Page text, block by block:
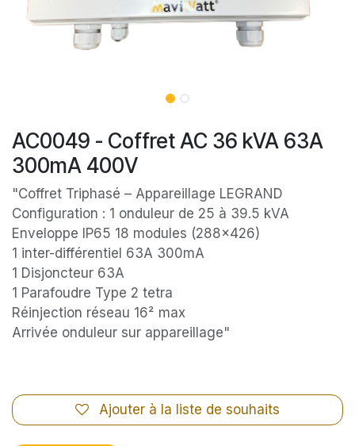
AC0049 - Coffret AC 36 kVA 63A
300mA 400V
"Coffret Triphasé – Appareillage LEGRAND
Configuration : 1 onduleur de 25 à 39.5 kVA
Enveloppe IP65 18 modules (288x426)
1 inter-différentiel 63A 300mA
1 Disjoncteur 63A
1 Parafoudre Type 2 tetra
Réinjection réseau 16² max
Arrivée onduleur sur appareillage"
Ajouter à la liste de souhaits